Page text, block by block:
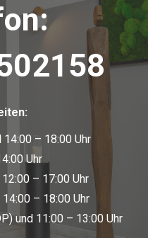
14:00 – 18:00 Uhr
Uhr
– 17:00 Uhr
– 18:00 Uhr
und 11:00 – 13:00 Uhr